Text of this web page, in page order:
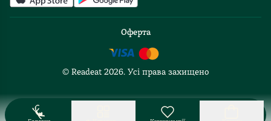
Оферта
© Readeat 2026. Усі права захищено